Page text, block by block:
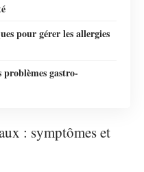
pour gérer les allergies
gastro-
: symptômes et